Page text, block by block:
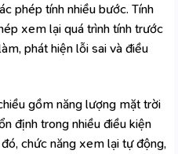
phép tính nhiều bước. Tính
xem lại quá trình tính trước
phát hiện lỗi sai và điều
gồm năng lượng mặt trời
định trong nhiều điều kiện
chức năng xem lại tự động,